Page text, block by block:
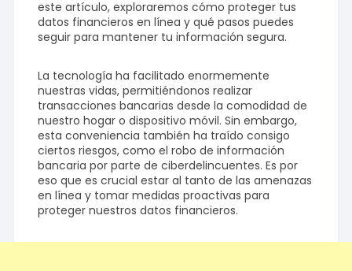
este artículo, exploraremos cómo proteger tus
datos financieros en línea y qué pasos puedes
seguir para mantener tu información segura.
La tecnología ha facilitado enormemente
nuestras vidas, permitiéndonos realizar
transacciones bancarias desde la comodidad de
nuestro hogar o dispositivo móvil. Sin embargo,
esta conveniencia también ha traído consigo
ciertos riesgos, como el robo de información
bancaria por parte de ciberdelincuentes. Es por
eso que es crucial estar al tanto de las amenazas
en línea y tomar medidas proactivas para
proteger nuestros datos financieros.